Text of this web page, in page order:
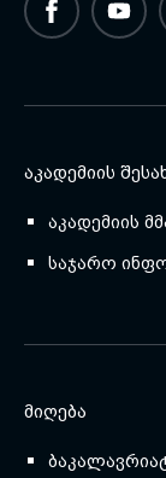
ᲐᲙᲐᲓᲔᲛᲘᲘᲡ
აკადემიის
საჯარო
ᲛᲘᲦᲔᲑᲐ